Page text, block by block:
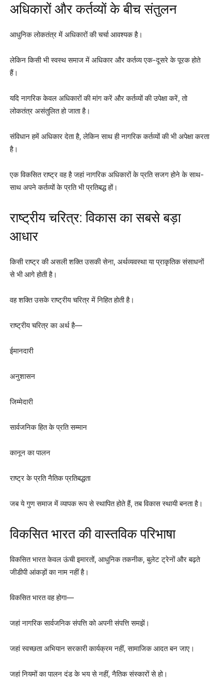
अधिकारों और कर्तव्यों के बीच संतुलन
आधुनिक लोकतंत्र में अधिकारों की चर्चा आवश्यक है।
लेकिन किसी भी स्वस्थ समाज में अधिकार और कर्तव्य एक-दूसरे के पूरक होते
हैं।
यदि नागरिक केवल अधिकारों की मांग करें और कर्तव्यों की उपेक्षा करें, तो
लोकतंत्र असंतुलित हो जाता है।
संविधान हमें अधिकार देता है, लेकिन साथ ही नागरिक कर्तव्यों की भी अपेक्षा करता
है।
एक विकसित राष्ट्र वह है जहां नागरिक अधिकारों के प्रति सजग होने के साथ-
साथ अपने कर्तव्यों के प्रति भी प्रतिबद्ध हों।
राष्ट्रीय चरित्र: विकास का सबसे बड़ा
आधार
किसी राष्ट्र की असली शक्ति उसकी सेना, अर्थव्यवस्था या प्राकृतिक संसाधनों
से भी आगे होती है।
वह शक्ति उसके राष्ट्रीय चरित्र में निहित होती है।
राष्ट्रीय चरित्र का अर्थ है—
ईमानदारी
अनुशासन
जिम्मेदारी
सार्वजनिक हित के प्रति सम्मान
कानून का पालन
राष्ट्र के प्रति नैतिक प्रतिबद्धता
जब ये गुण समाज में व्यापक रूप से स्थापित होते हैं, तब विकास स्थायी बनता है।
विकसित भारत की वास्तविक परिभाषा
विकसित भारत केवल ऊंची इमारतों, आधुनिक तकनीक, बुलेट ट्रेनों और बढ़ते
जीडीपी आंकड़ों का नाम नहीं है।
विकसित भारत वह होगा—
जहां नागरिक सार्वजनिक संपत्ति को अपनी संपत्ति समझें।
जहां स्वच्छता अभियान सरकारी कार्यक्रम नहीं, सामाजिक आदत बन जाए।
जहां नियमों का पालन दंड के भय से नहीं, नैतिक संस्कारों से हो।